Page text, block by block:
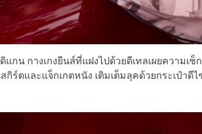
กน กางเกงยีนส์ที่แฝงไปด้วยดีเทลเผยความเซ็
ร์ตและแจ็กเกตหนัง เติมเต็มลุคด้วยกระเป๋าดี